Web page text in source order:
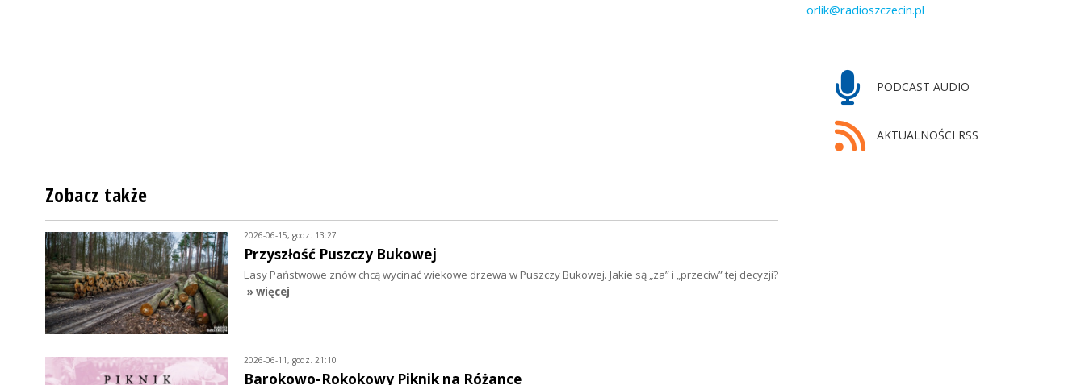
orlik@radioszczecin.pl
PODCAST AUDIO
AKTUALNOŚCI RSS
Zobacz także
2026-06-15, godz. 13:27
Przyszłość Puszczy Bukowej
Lasy Państwowe znów chcą wycinać wiekowe drzewa w Puszczy Bukowej. Jakie są „za” i „przeciw” tej decyzji?
» więcej
2026-06-11, godz. 21:10
Barokowo-Rokokowy Piknik na Różance